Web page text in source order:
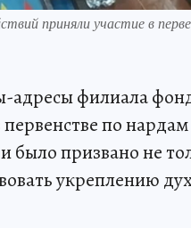
приняли участие в
адресы филиала
первенстве по
было призвано не
укреплению